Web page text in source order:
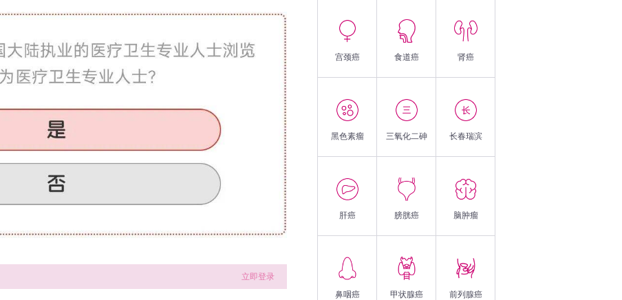
宫颈癌 食道癌 肾癌
黑色素瘤 三氧化二砷 长春瑞滨
肝癌 膀胱癌 脑肿瘤
鼻咽癌 甲状腺癌 前列腺癌